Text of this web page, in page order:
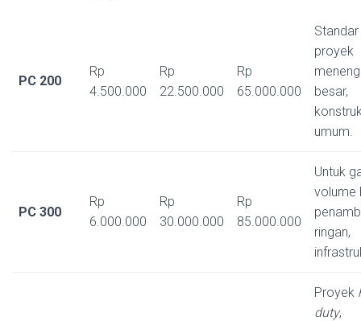
PC 200
Rp
4.500.000
Rp
22.500.000
Rp
65.000.000
proyek
besar,
umum.
PC 300
Rp
6.000.000
Rp
30.000.000
Rp
85.000.000
Untuk
volume
ringan,
Proyek
duty,